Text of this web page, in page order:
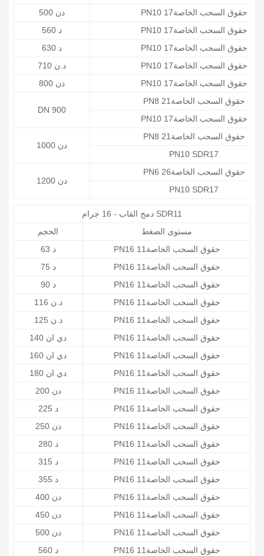
دن 500
PN10 حقوق السحب الخاصة17
د 560
PN10 حقوق السحب الخاصة17
د 630
PN10 حقوق السحب الخاصة17
د.ن 710
PN10 حقوق السحب الخاصة17
دن 800
PN10 حقوق السحب الخاصة17
DN 900
PN8 حقوق السحب الخاصة21
PN10 حقوق السحب الخاصة17
دن 1000
PN8 حقوق السحب الخاصة21
PN10 SDR17
دن 1200
PN6 حقوق السحب الخاصة26
PN10 SDR17
دمج القاب - 16 جرام SDR11
الحجم
مستوى الضغط
د 63
PN16 حقوق السحب الخاصة11
د 75
PN16 حقوق السحب الخاصة11
د 90
PN16 حقوق السحب الخاصة11
د.ن 116
PN16 حقوق السحب الخاصة11
د.ن 125
PN16 حقوق السحب الخاصة11
دي ان 140
PN16 حقوق السحب الخاصة11
دي ان 160
PN16 حقوق السحب الخاصة11
دي ان 180
PN16 حقوق السحب الخاصة11
دن 200
PN16 حقوق السحب الخاصة11
د 225
PN16 حقوق السحب الخاصة11
دن 250
PN16 حقوق السحب الخاصة11
د 280
PN16 حقوق السحب الخاصة11
د 315
PN16 حقوق السحب الخاصة11
د 355
PN16 حقوق السحب الخاصة11
دن 400
PN16 حقوق السحب الخاصة11
دن 450
PN16 حقوق السحب الخاصة11
دن 500
PN16 حقوق السحب الخاصة11
د 560
PN16 حقوق السحب الخاصة11